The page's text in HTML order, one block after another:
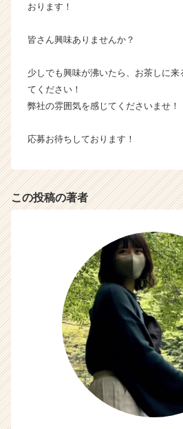
C
r
e
おります！
皆さん興味ありませんか？
少しでも興味が沸いたら、お茶しに
てください！
弊社の雰囲気を感じてくださいませ！
応募お待ちしております！
この投稿の著者